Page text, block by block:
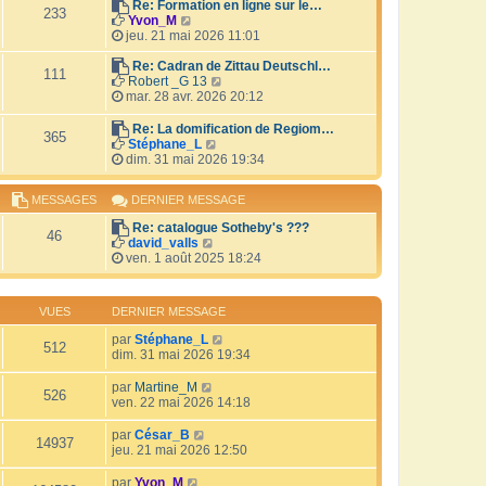
i
r
m
e
s
s
a
g
e
r
e
d
e
r
n
i
e
m
e
s
s
a
g
e
233
Re: Formation en ligne sur le…
Yvon_M
o
i
r
l
e
d
e
r
n
i
e
r
m
e
s
s
a
g
e
jeu. 21 mai 2026 11:01
111
Re: Cadran de Zittau Deutschl…
Robert _G 13
o
i
r
e
d
e
r
n
i
r
m
e
s
s
g
e
mar. 28 avr. 2026 20:12
365
Re: La domification de Regiom…
Stéphane_L
o
i
r
l
e
d
e
r
n
i
e
r
m
e
s
a
g
dim. 31 mai 2026 19:34
MESSAGES DERNIER MESSAGE
46
Re: catalogue Sotheby's ???
david_valls
o
i
e
d
e
r
e
r
e
s
ven. 1 août 2025 18:24
VUES DERNIER MESSAGE
512 par Stéphane_L
dim. 31 mai 2026 19:34
526 par Martine_M
ven. 22 mai 2026 14:18
14937 par César_B
jeu. 21 mai 2026 12:50